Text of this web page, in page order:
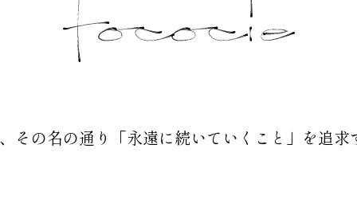
その名の通り 「永遠に続いていくこと」 を追求